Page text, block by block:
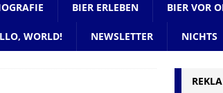
BIER ERLEBEN BIER VOR
WORLD! NEWSLETTER NICHTS